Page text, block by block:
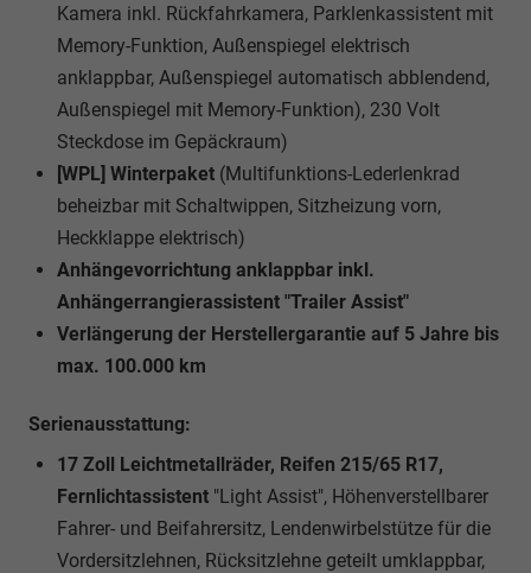
Kamera inkl. Rückfahrkamera, Parklenkassistent mit
Memory-Funktion, Außenspiegel elektrisch
anklappbar, Außenspiegel automatisch abblendend,
Außenspiegel mit Memory-Funktion), 230 Volt
Steckdose im Gepäckraum)
[WPL] Winterpaket (Multifunktions-Lederlenkrad
beheizbar mit Schaltwippen, Sitzheizung vorn,
Heckklappe elektrisch)
Anhängevorrichtung anklappbar inkl.
Anhängerrangierassistent "Trailer Assist"
Verlängerung der Herstellergarantie auf 5 Jahre bis
max. 100.000 km
Serienausstattung:
17 Zoll Leichtmetallräder, Reifen 215/65 R17,
Fernlichtassistent "Light Assist", Höhenverstellbarer
Fahrer- und Beifahrersitz, Lendenwirbelstütze für die
Vordersitzlehnen, Rücksitzlehne geteilt umklappbar,